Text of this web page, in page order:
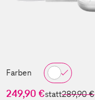
Farben
249,90 €statt289,90 €